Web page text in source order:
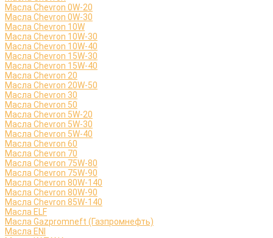
Масла Chevron 0W-20
Масла Chevron 0W-30
Масла Chevron 10W
Масла Chevron 10W-30
Масла Chevron 10W-40
Масла Chevron 15W-30
Масла Chevron 15W-40
Масла Chevron 20
Масла Chevron 20W-50
Масла Chevron 30
Масла Chevron 50
Масла Chevron 5W-20
Масла Chevron 5W-30
Масла Chevron 5W-40
Масла Chevron 60
Масла Chevron 70
Масла Chevron 75W-80
Масла Chevron 75W-90
Масла Chevron 80W-140
Масла Chevron 80W-90
Масла Chevron 85W-140
Масла ELF
Масла Gazpromneft (Газпромнефть)
Масла ENI